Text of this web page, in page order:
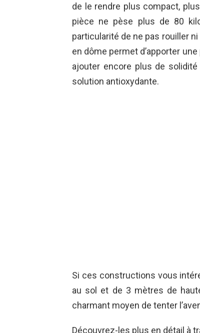
de le rendre plus compact,
pièce ne pèse plus de 80
particularité de ne pas rouiller
en dôme permet d’apporter
ajouter encore plus de
solution antioxydante.
Si ces constructions vous
au sol et de 3 mètres de
charmant moyen de tenter
Découvrez-les plus en détail à